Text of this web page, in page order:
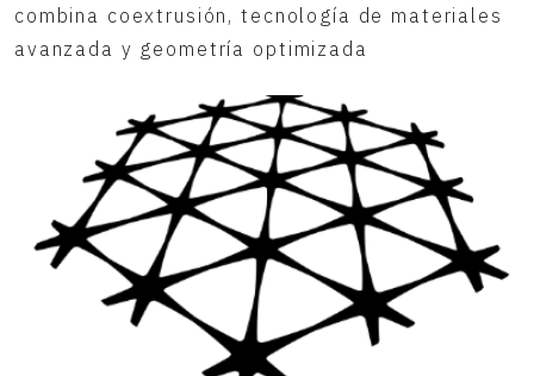
combina coextrusión, tecnología de materiales
avanzada y geometría optimizada